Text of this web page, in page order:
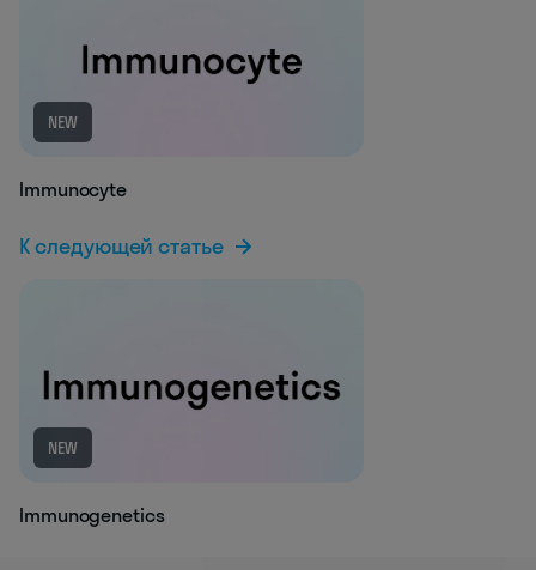
NEW
Immunocyte
К следующей статье
NEW
Immunogenetics